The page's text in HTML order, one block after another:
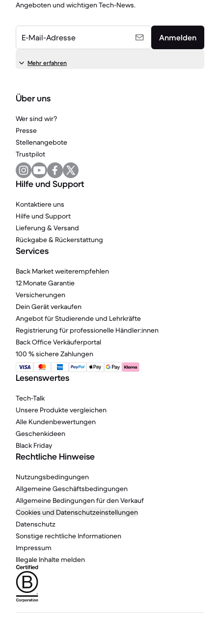
Angeboten und wichtigen Tech-News.
E-Mail-Adresse Anmelden
Mehr erfahren
Über uns
Wer sind wir?
Presse
Stellenangebote
Trustpilot
Hilfe und Support
Kontaktiere uns
Hilfe und Support
Lieferung & Versand
Rückgabe & Rückerstattung
Services
Back Market weiterempfehlen
12 Monate Garantie
Versicherungen
Dein Gerät verkaufen
Angebot für Studierende und Lehrkräfte
Registrierung für professionelle Händler:innen
Back Office Verkäuferportal
100 % sichere Zahlungen
Lesenswertes
Tech-Talk
Unsere Produkte vergleichen
Alle Kundenbewertungen
Geschenkideen
Black Friday
Rechtliche Hinweise
Nutzungsbedingungen
Allgemeine Geschäftsbedingungen
Allgemeine Bedingungen für den Verkauf
Cookies und Datenschutzeinstellungen
Datenschutz
Sonstige rechtliche Informationen
Impressum
Illegale Inhalte melden